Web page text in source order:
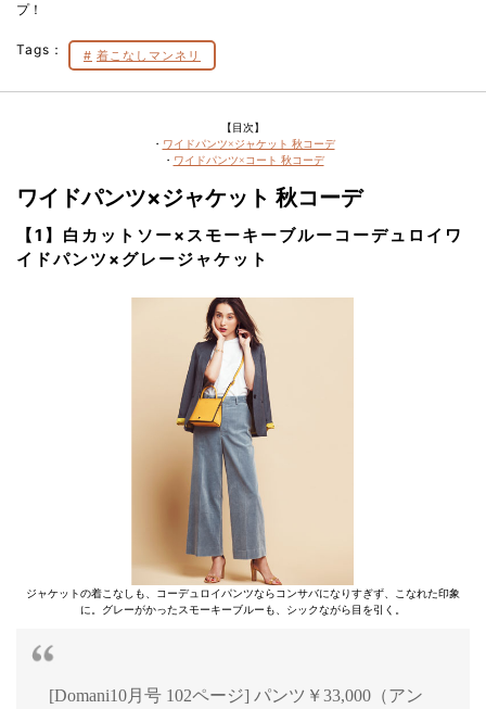
プ！
Tags： 着こなしマンネリ
【目次】
・ ワイドパンツ×ジャケット 秋コーデ
・ ワイドパンツ×コート 秋コーデ
ワイドパンツ×ジャケット 秋コーデ
【1】白カットソー×スモーキーブルーコーデュロイワ
イドパンツ×グレージャケット
ジャケットの着こなしも、コーデュロイパンツならコンサバになりすぎず、こなれた印象
に。グレーがかったスモーキーブルーも、シックながら目を引く。
[Domani10月号 102ページ] パンツ￥33,000（アン